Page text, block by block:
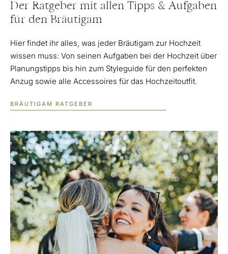
Der Ratgeber mit allen Tipps & Aufgaben
für den Bräutigam
Hier findet ihr alles, was jeder Bräutigam zur Hochzeit
wissen muss: Von seinen Aufgaben bei der Hochzeit über
Planungstipps bis hin zum Styleguide für den perfekten
Anzug sowie alle Accessoires für das Hochzeitoutfit.
BRÄUTIGAM RATGEBER